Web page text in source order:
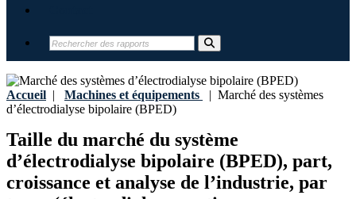
Accueil | Machines et équipements | Marché des systèmes
d’électrodialyse bipolaire (BPED)
Taille du marché du système
d’électrodialyse bipolaire (BPED), part,
croissance et analyse de l’industrie, par